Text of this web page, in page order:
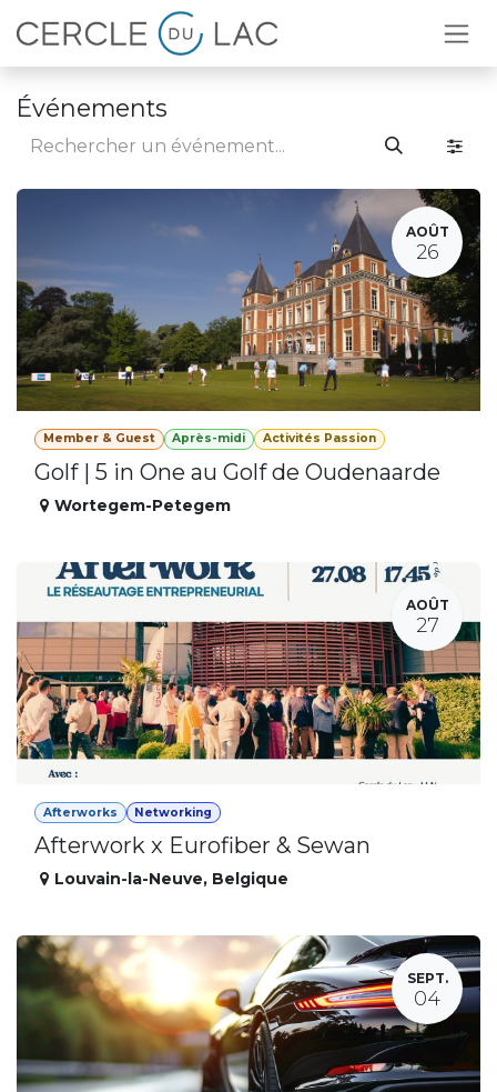
Se rendre au contenu
Événements
AOÛT
26
Member & Guest Après-midi Activités Passion
Golf | 5 in One au Golf de Oudenaarde
Wortegem-Petegem
AOÛT
27
Afterworks Networking
Afterwork x Eurofiber & Sewan
Louvain-la-Neuve, Belgique
SEPT.
04